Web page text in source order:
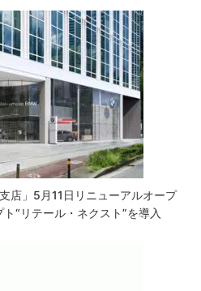
店」5月11日リニューアルオープ
“リテール・ネクスト”を導入